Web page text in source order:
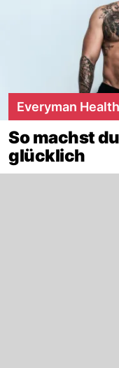
Everyman Health
So machst
glücklich